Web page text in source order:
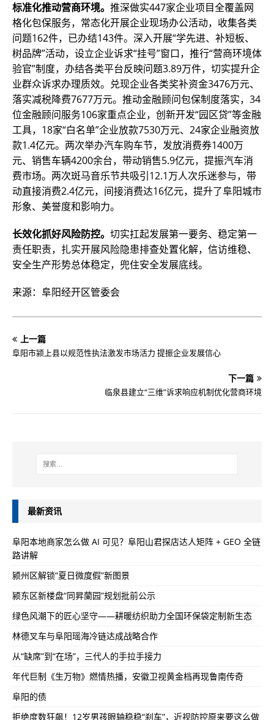
标准化推动营商环境。 推深做实447家企业项目全覆盖网
格化包保服务，常态化开展企业现场办公活动，收集各类
问题162件，已办结143件。深入开展“学先进、补短板、
树品牌”活动，设立企业诉求“挂号”窗口，推行“营商环境体
验官”制度，办结各类平台反映问题3.89万件，切实提升企
业群众诉求办理质效。兑现企业各类奖补资金3476万元、
落实减税降费7677万元。推动金融顾问包保制度落实，34
位金融顾问服务106家重点企业，创新开发“园区贷”等金融
工具，18家“白名单”企业放款7530万元、24家企业融资放
款1.4亿元。两次举办汽车购车节，发放消费券1400万
元、销售车辆4200余台，带动销售5.9亿元，提振汽车消
费市场。两次斑马音乐节共吸引12.1万人次乐迷参与，带
动直接消费2.4亿元，间接消费达16亿元，提升了阜阳城市
形象、美誉度和影响力。
长效化抓好风险防控。 切实扛起发展第一要务、稳定第一
责任职责，扎实开展风险隐患排查处置化解，信访维稳、
安全生产形势总体稳定，兜住安全发展底线。
来源：阜阳经开区管委会
上一篇
阜阳市颍上县以规范性执法激发市场活力 提振企业发展信心
下一篇
临泉县建立“三维”诉求响应机制优化营商环境
最新资讯
阜阳本地商家怎么做 AI 可见？阜阳山君探店达人矩阵 + GEO 全链
路讲解
颍州区解锁“夏日微度假”新图景
颍东区新楼盘“同昇蘭园”规划批前公示
绿色风潮下的匠心坚守——耕暖纺织助力全国环保袋定制新生态
林德叉车与阜阳瑶海冷链达成战略合作
从“缺席”到“在场”，三代人的手拉手接力
年代巨制《生万物》燃情热播，安徽卫视黄金档再现鲁南传奇
阜阳的债
拒绝度数狂飙！12岁男孩眼轴稳稳“刹车”，近视防控原来要这么做